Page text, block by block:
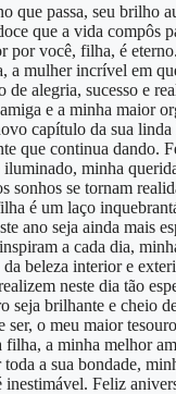
que passa, seu brilho
que a vida compôs
por você, filha, é
a mulher incrível em
de alegria, sucesso e
e a minha maior
capítulo da sua linda
que continua dando.
iluminado, minha
sonhos se tornam
é um laço
ano seja ainda mais
a cada dia,
beleza interior e
neste dia tão
seja brilhante e cheio
ser, o meu maior
a minha melhor
a sua bondade,
inestimável. Feliz